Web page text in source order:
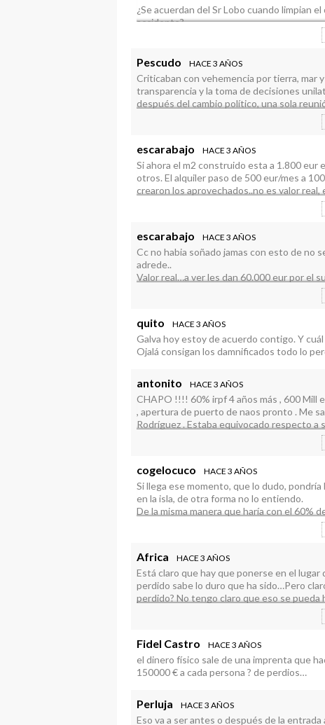
¿Se acuerdan del Sr Lobo cuando limpian
accidente?…
Eh, eh,eh..No no chupemos las p……
Escarabajo . Capitalismo. Ley de oferta y
Pescudo HACE 3 AÑOS
Criticaban con vehemencia por tierra, mar
transparencia y la toma de decisiones
después del cambio político, una sola
erupción. Que nombre le damos a esta
escarabajo HACE 3 AÑOS
Si ahora el m2 construido esta a 1.800 eur
otros. El alquiler paso de 500 eur/mes a
crearon los aprovechados..no es valor
escarabajo HACE 3 AÑOS
Cc no habia soñado jamas con esto de no
adrede..
Valor real…a ver les dan 60.000 eur por el
del inmueble asegurado REAL quien lo
240.000 eur..y ahora mas????? Pero mas a
EL QUE TENIA TODO LEGAL COBRO
hablando de dinero publico.
quito HACE 3 AÑOS
Galva hoy estoy de acuerdo contigo. Y
Ojalá consigan los damnificados todo lo
antonito HACE 3 AÑOS
CHAPO !!!! 60% irpf 4 años más , 600 Mill
, apertura de puerto de naos pronto . Me
Rodríguez . Estaba equivocado respecto a
por los afectados nadie sabemos lo que
cogelocuco HACE 3 AÑOS
Si llega ese momento, que lo dudo,
en la isla, de otra forma no lo entiendo.
De la misma manera que haría con el 60%
Pero claro, esta medida no es tan populista
Africa HACE 3 AÑOS
Está claro que hay que ponerse en el
perdido sabe lo duro que ha sido…Pero
perdido? No tengo claro que eso se
esperemos que quién lo prometió, cumpla,
Fidel Castro HACE 3 AÑOS
el dinero físico sale de una imprenta que
150000 € a cada persona ? de perdios…
Perluja HACE 3 AÑOS
Eso va a ser antes o después de la